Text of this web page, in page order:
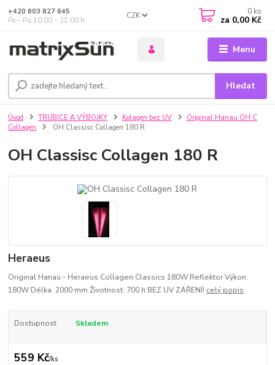
Menu
CZK
Hledat
+420 603 827 645
Po – Pá 10:00 – 21:00 h
0 ks
za 0,00 Kč
Úvod TRUBICE A VÝBOJKY Kolagen bez UV
Original Hanau OH C
Collagen
OH Classisc Collagen 180 R
OH Classisc Collagen 180 R
Heraeus
Original Hanau - Heraeus Collagen Classics 180W Reflektor Výkon:
180W Délka: 2000 mm Životnost: 700 h BEZ UV ZÁŘENÍ! celý popis
Dostupnost Skladem
559 Kč/ks